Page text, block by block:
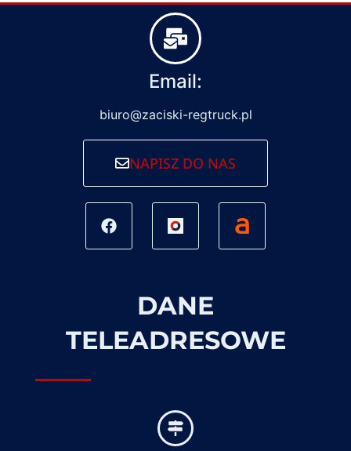
Email:
biuro@zaciski-regtruck.pl
NAPISZ DO NAS
DANE
TELEADRESOWE